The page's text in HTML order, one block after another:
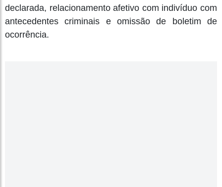
declarada, relacionamento afetivo com indivíduo com
antecedentes criminais e omissão de boletim de
ocorrência.